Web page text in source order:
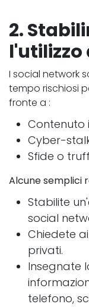
2.
l'utilizzo
I social network
tempo rischiosi
fronte a :
Contenuto
Cyber-
Sfide o
Alcune semplici
Stabilite
social
Chiedete
privati.
Insegnate
telefono,